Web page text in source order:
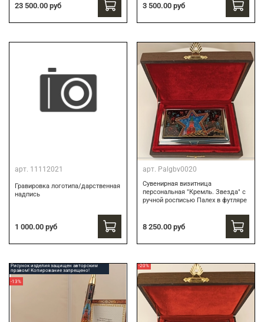
23 500.00 руб 3 500.00 руб
арт. 11112021
Гравировка логотипа/дарственная
надпись
1 000.00 руб
арт. Palgbv0020
Сувенирная визитница
персональная "Кремль. Звезда" с
ручной росписью Палех в футляре
8 250.00 руб
Рисунок изделия защищен авторским
правом! Копирование запрещено!
-13%
-20%